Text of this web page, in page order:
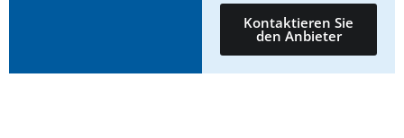
Kontaktieren Sie
den Anbieter